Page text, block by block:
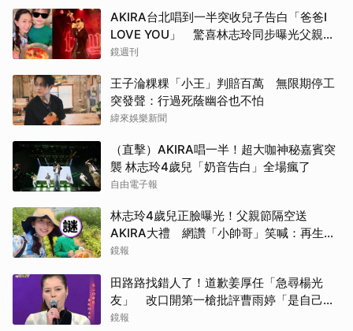
AKIRA台北唱到一半突收兒子告白「爸爸I
LOVE YOU」 驚喜林志玲同步曝光父親節
「披薩蛋糕」
鏡週刊
王子淪粿粿「小王」判賠百萬 無限期停工
突發聲：行過死蔭幽谷也不怕
緯來娛樂新聞
（直擊）AKIRA唱一半！超大咖神秘嘉賓突
襲 林志玲4歲兒「奶音告白」全場瘋了
自由電子報
林志玲4歲兒正臉曝光！父親節隔空送
AKIRA大禮 網讚「小帥哥」笑喊：再生一
個
鏡報
田路路找錯人了！道歉姜厚任「急尋楊光
友」 改口開第一槍批評曹雨婷「是自己太
衝動」
鏡報